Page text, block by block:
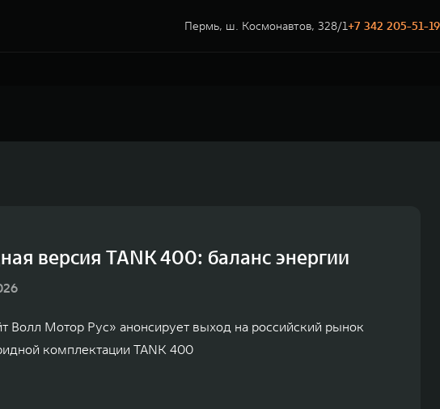
Пермь, ш. Космонавтов, 328/1+7 342 205-51-19
версия TANK 400: баланс энергии
Волл Мотор Рус» анонсирует выход на российский рынок
комплектации TANK 400